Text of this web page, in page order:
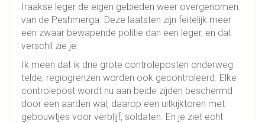
Iraakse leger de eigen gebieden weer overgenomen
van de Peshmerga. Deze laatsten zijn feitelijk meer
een zwaar bewapende politie dan een leger, en dat
verschil zie je.
Ik meen dat ik drie grote controleposten onderweg
telde; regiogrenzen worden ook gecontroleerd. Elke
controlepost wordt nu aan beide zijden beschermd
door een aarden wal, daarop een uitkijktoren met
gebouwtjes voor verblijf, soldaten. En je ziet echt